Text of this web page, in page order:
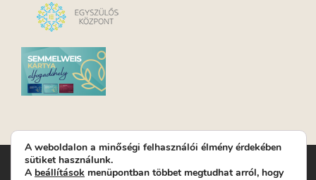
Turay Ida Színház Közhasznú Nonprofit Kft. | Működési
A weboldalon a minőségi felhasználói élmény érdekében
sütiket használunk.
A beállítások menüpontban többet megtudhat arról, hogy